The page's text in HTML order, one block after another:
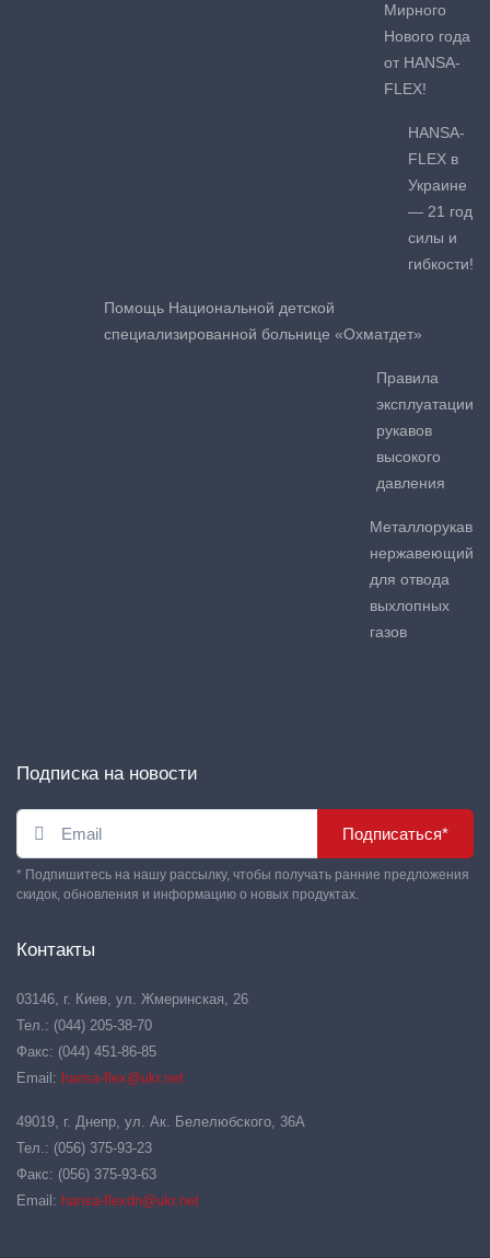
Мирного
Нового года
от HANSA-
FLEX!
HANSA-
FLEX в
Украине
— 21 год
силы и
гибкости!
Помощь Национальной детской
специализированной больнице «Охматдет»
Правила
эксплуатации
рукавов
высокого
давления
Металлорукав
нержавеющий
для отвода
выхлопных
газов
Подписка на новости
Подписаться*
* Подпишитесь на нашу рассылку, чтобы получать ранние предложения
скидок, обновления и информацию о новых продуктах.
Контакты
03146, г. Киев, ул. Жмеринская, 26
Тел.: (044) 205-38-70
Факс: (044) 451-86-85
Email: hansa-flex@ukr.net
49019, г. Днепр, ул. Ак. Белелюбского, 36А
Тел.: (056) 375-93-23
Факс: (056) 375-93-63
Email: hansa-flexdn@ukr.net